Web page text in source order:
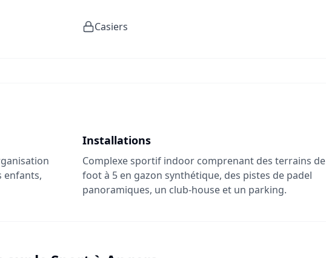
Casiers
enfants,
Installations
Complexe sportif indoor comprenant des terrains de
foot à 5 en gazon synthétique, des pistes de padel
panoramiques, un club-house et un parking.